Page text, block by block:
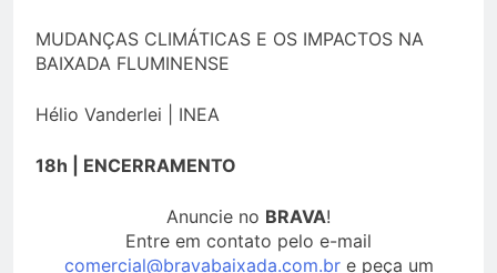
MUDANÇAS CLIMÁTICAS E OS IMPACTOS NA
BAIXADA FLUMINENSE
Hélio Vanderlei | INEA
18h | ENCERRAMENTO
Anuncie no BRAVA!
Entre em contato pelo e-mail
comercial@bravabaixada.com.bre peça um